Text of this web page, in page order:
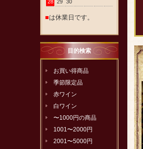
28
29 30
■は休業日です。
目的検索
お買い得商品
季節限定品
赤ワイン
白ワイン
〜1000円の商品
1001〜2000円
2001〜5000円